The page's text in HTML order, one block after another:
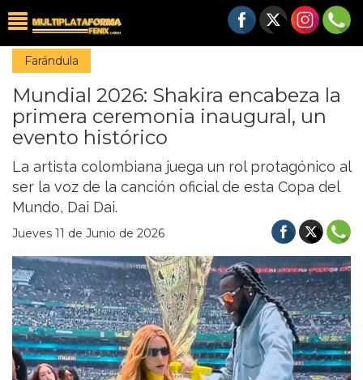
Farándula
Mundial 2026: Shakira encabeza la
primera ceremonia inaugural, un
evento histórico
La artista colombiana juega un rol protagónico al
ser la voz de la canción oficial de esta Copa del
Mundo, Dai Dai.
Jueves 11 de Junio de 2026